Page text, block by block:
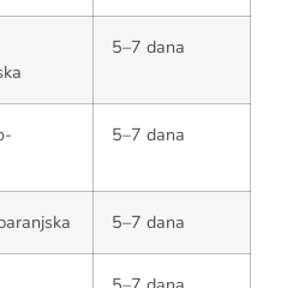
5–7 dana
5–7 dana
5–7 dana